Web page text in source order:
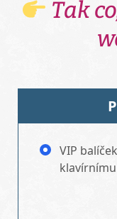
Tak
VIP